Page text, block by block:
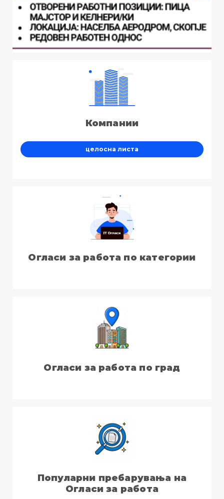
Компании
целосна листа
Огласи за работа по категории
Огласи за работа по град
Популарни пребарувања на
Огласи за работа